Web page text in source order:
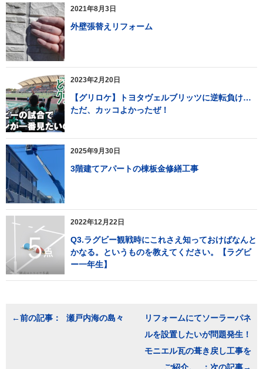
2021年8月3日
外壁張替えリフォーム
2023年2月20日
【グリロケ】トヨタヴェルブリッツに逆転負け…
ただ、カッコよかったぜ！
2025年9月30日
3階建てアパートの棟板金修繕工事
2022年12月22日
Q3.ラグビー観戦時にこれさえ知っておけばなんと
かなる。というものを教えてください。【ラグビ
ー一年生】
瀬戸内海の島々
リフォームにてソーラーパネ
ルを設置したいが問題発生！
モニエル瓦の葺き戻し工事を